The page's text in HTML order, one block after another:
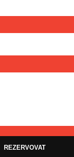
REZERVOVAT